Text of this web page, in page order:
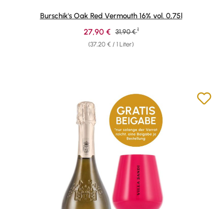
Burschik's Oak Red Vermouth 16% vol. 0,75l
(37,20 € / 1 Liter)
Verkaufspreis:
27,90 € Regulärer Preis:
31,90 € 1